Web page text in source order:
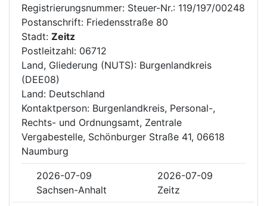
Registrierungsnummer: Steuer-Nr.: 119/197/00248
Postanschrift: Friedensstraße 80
Stadt: Zeitz
Postleitzahl: 06712
Land, Gliederung (NUTS): Burgenlandkreis
(DEE08)
Land: Deutschland
Kontaktperson: Burgenlandkreis, Personal-,
Rechts- und Ordnungsamt, Zentrale
Vergabestelle, Schönburger Straße 41, 06618
Naumburg
2026-07-09
2026-07-09
Sachsen-Anhalt
Zeitz